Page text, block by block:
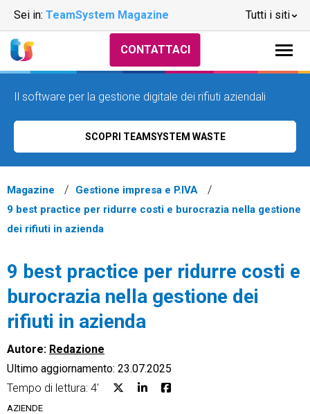
Sei in: TeamSystem Magazine Tutti i siti
CRM
CONTATTACI
Il software per la gestione digitale dei rifiuti aziendali
SCOPRI TEAMSYSTEM WASTE
Magazine
Gestione impresa e P.IVA
9 best practice per ridurre costi e burocrazia nella gestione
dei rifiuti in azienda
9 best practice per ridurre costi e
burocrazia nella gestione dei
rifiuti in azienda
Autore: Redazione
Ultimo aggiornamento: 23.07.2025
Tempo di lettura: 4'
AZIENDE